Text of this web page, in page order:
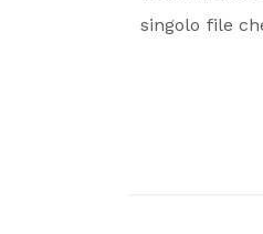
singolo file